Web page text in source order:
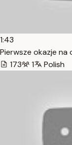
1:43
Pierwsze okazje
173
1 Polish